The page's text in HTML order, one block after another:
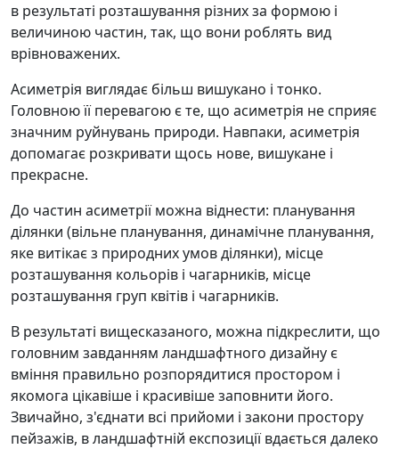
в результаті розташування різних за формою і
величиною частин, так, що вони роблять вид
врівноважених.
Асиметрія виглядає більш вишукано і тонко.
Головною її перевагою є те, що асиметрія не сприяє
значним руйнувань природи. Навпаки, асиметрія
допомагає розкривати щось нове, вишукане і
прекрасне.
До частин асиметрії можна віднести: планування
ділянки (вільне планування, динамічне планування,
яке витікає з природних умов ділянки), місце
розташування кольорів і чагарників, місце
розташування груп квітів і чагарників.
В результаті вищесказаного, можна підкреслити, що
головним завданням ландшафтного дизайну є
вміння правильно розпорядитися простором і
якомога цікавіше і красивіше заповнити його.
Звичайно, з'єднати всі прийоми і закони простору
пейзажів, в ландшафтній експозиції вдається далеко